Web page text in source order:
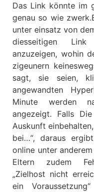
Das Link könnte im
genau so wie
unter einsatz von
diesseitigen
anzuzeigen, wohin
zigeunern
sagt, sie seien,
angewandten
Minute werden
angezeigt. Falls
Auskunft
bei…“, daraus
online unter
Eltern zudem
„Zielhost nicht
ein